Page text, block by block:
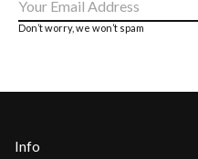
Don’t worry, we won’t spam
Info